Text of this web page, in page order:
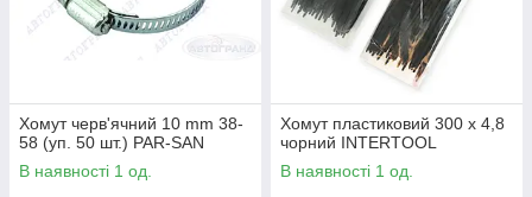
Хомут черв'ячний 10 mm 38-
58 (уп. 50 шт.) PAR-SAN
В наявності 1 од.
Хомут пластиковий 300 x 4,8
чорний INTERTOOL
В наявності 1 од.